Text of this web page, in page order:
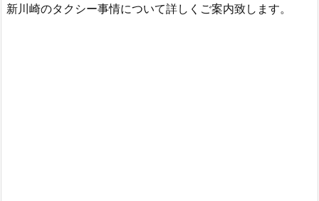
新川崎のタクシー事情について詳しくご案内致します。